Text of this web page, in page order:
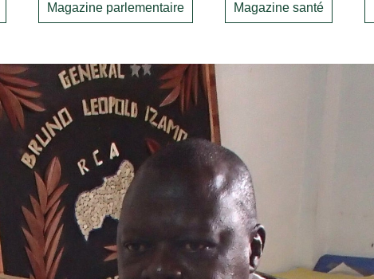
Magazine parlementaire Magazine santé